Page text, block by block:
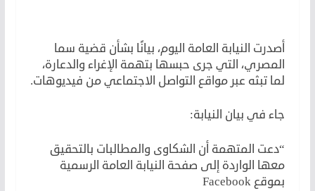
أصدرت النيابة العامة اليوم، بيانًا بشأن قضية سما
المصري، التي جرى حبسها بتهمة الإغراء والدعارة،
لما تبثه عبر مواقع التواصل الاجتماعي من فيديوهات.
جاء في بيان النيابة:
“دعت المتهمة أن الشكاوى والمطالبات بالتحقيق
معها الواردة إلى صفحة النيابة العامة الرسمية
بموقع Facebook